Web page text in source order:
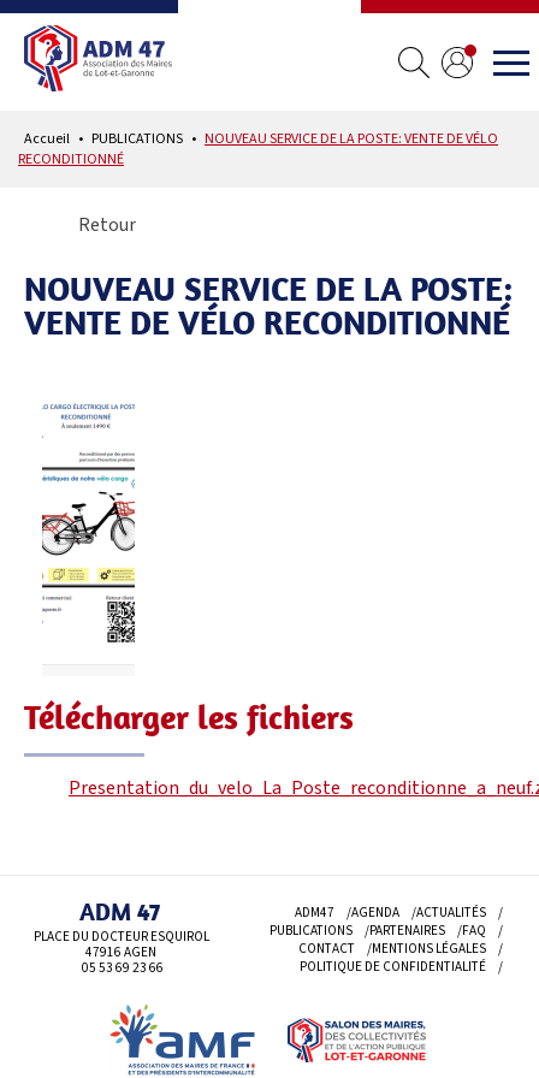
Accueil PUBLICATIONS
NOUVEAU SERVICE DE LA POSTE: VENTE DE VÉLO
RECONDITIONNÉ
Retour
NOUVEAU SERVICE DE LA POSTE:
VENTE DE VÉLO RECONDITIONNÉ
Télécharger les fichiers
ADM 47
PLACE DU DOCTEUR ESQUIROL
47916 AGEN
05 53 69 23 66
ADM47 AGENDA
ACTUALITÉS
PUBLICATIONS
PARTENAIRES
FAQ
CONTACT
MENTIONS LÉGALES
POLITIQUE DE CONFIDENTIALITÉ